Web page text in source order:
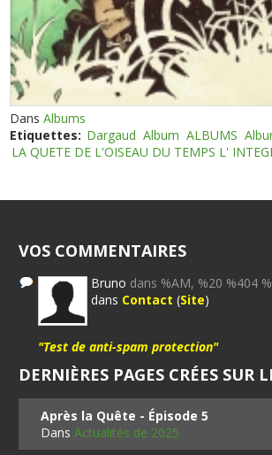
DansAlbums
Etiquettes: Dargaud Album ALBUMS
LA QUETE DE L'OISEAU DU TEMPS L'
VOS COMMENTAIRES
Bruno dans %AM, %20 %404
dans Contact (Site)
"Test de anti-spam protection"
DERNIÈRES PAGES CRÉES SUR
Après la Quête - Épisode 5
DansActualités de 2025